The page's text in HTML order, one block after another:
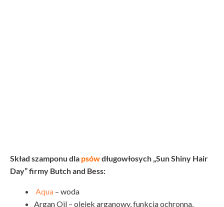
Skład szamponu dla psówdługowłosych „Sun Shiny Hair
Day” firmy Butch and Bess:
Aqua – woda
Argan Oil – olejek arganowy, funkcja ochronna,